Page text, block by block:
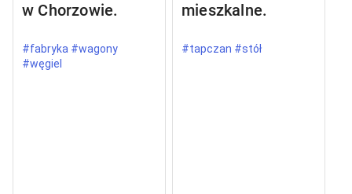
w Chorzowie.
#fabryka #wagony
#węgiel
mieszkalne.
#tapczan #stół